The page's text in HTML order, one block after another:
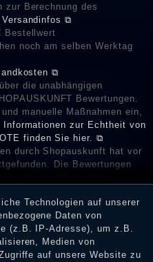
zur Berechnung des
⧉
Bestellwert
noch am selben Werktag
⧉
die unabhängigen
Bewertungen.
manuelle Maßnahmen ein,
Informationen zur Echtheit von
finden Sie hier. ⧉
durch Shopauskunft hat vor
Die Bewertungen
Mail können Händler die
die erfolgte Verifizierung im
Technologien auf unserer
Daten von
(z.B. IP-Adresse), um z.B.
Medien von
auf unsere Website zu